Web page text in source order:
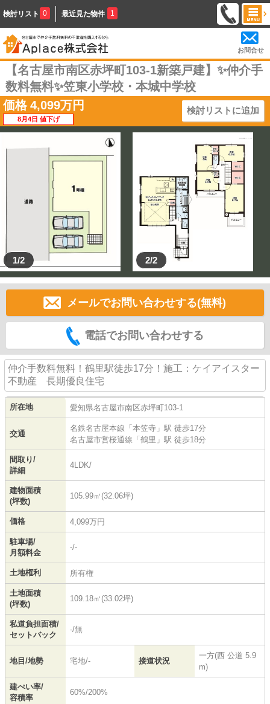
検討リスト 0 最近見た物件 1
お問合せ
【名古屋市南区赤坪町103-1新築戸建】✨️仲介手
数料無料✨️笠東小学校・本城中学校
価格 4,099万円
8月4日 値下げ
検討リストに追加
1/2 2/2
メールでお問い合わせする(無料)
電話でお問い合わせする
仲介手数料無料！鶴里駅徒歩17分！施工：ケイアイスター
不動産 長期優良住宅
所在地 愛知県名古屋市南区赤坪町103-1
交通
名鉄名古屋本線 「 本笠寺 」駅 徒歩17分
名古屋市営桜通線 「 鶴里 」駅 徒歩18分
間取り/
詳細
4LDK/
建物面積
(坪数)
105.99㎡(32.06坪)
価格 4,099万円
駐車場/
月額料金
-/-
土地権利 所有権
土地面積
(坪数)
109.18㎡(33.02坪)
私道負担面積/
セットバック
-/無
地目/地勢 宅地/- 接道状況
一方(西 公道 5.9
m)
建ぺい率/
容積率
60%/200%